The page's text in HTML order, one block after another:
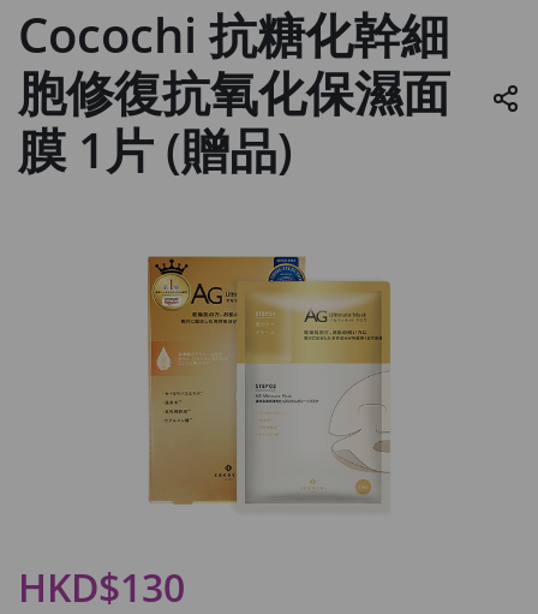
Cocochi 抗糖化幹細
胞修復抗氧化保濕面
膜 1片 (贈品)
HKD$130